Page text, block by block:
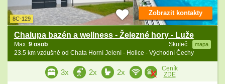
8C-129
Chalupa bazén a wellness - Železné hory - Luže
Skuteč mapa
Max. 9 osob
23.5 km vzdušně od Chata Horní Jelení - Holice - Východní Čechy
Zobrazit kontakty
3x 2x 2x
Ceník
ZDE